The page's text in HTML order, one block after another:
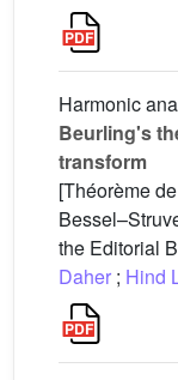
Harmonic
Beurling's
transform
[Théorème
the Editorial
Daher ; Hind